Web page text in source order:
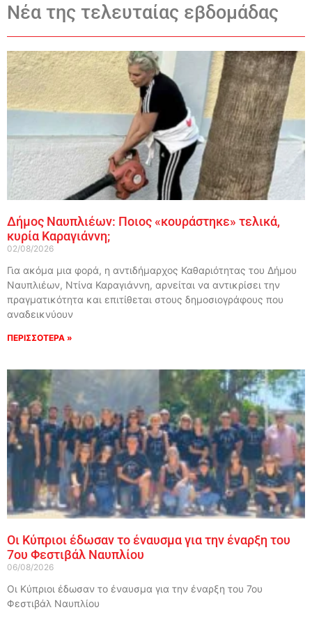
Νέα της τελευταίας εβδομάδας
Δήμος Ναυπλιέων: Ποιος «κουράστηκε» τελικά,
κυρία Καραγιάννη;
02/08/2026
Για ακόμα μια φορά, η αντιδήμαρχος Καθαριότητας του Δήμου
Ναυπλιέων, Ντίνα Καραγιάννη, αρνείται να αντικρίσει την
πραγματικότητα και επιτίθεται στους δημοσιογράφους που
αναδεικνύουν
ΠΕΡΙΣΣΟΤΕΡΑ »
Οι Κύπριοι έδωσαν το έναυσμα για την έναρξη του
7ου Φεστιβάλ Ναυπλίου
06/08/2026
Οι Κύπριοι έδωσαν το έναυσμα για την έναρξη του 7ου
Φεστιβάλ Ναυπλίου